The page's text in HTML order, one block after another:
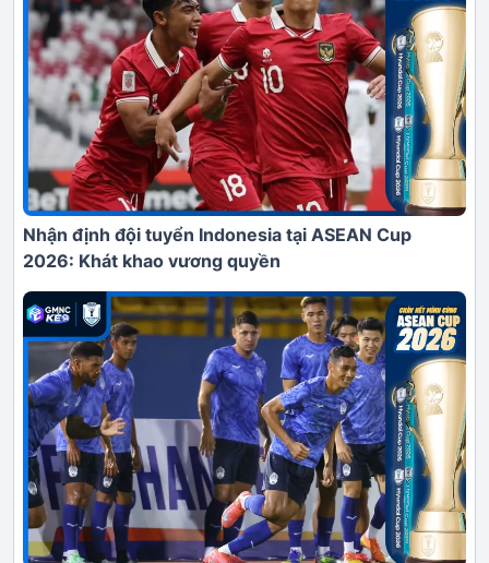
Nhận định đội tuyển Indonesia tại ASEAN Cup
2026: Khát khao vương quyền